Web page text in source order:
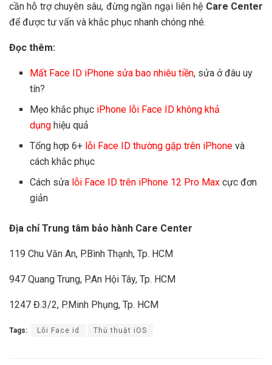
cần hỗ trợ chuyên sâu, đừng ngần ngại liên hệ Care Center
để được tư vấn và khắc phục nhanh chóng nhé.
Đọc thêm:
Mất Face ID iPhone sửa bao nhiêu tiền, sửa ở đâu uy
tín?
Mẹo khắc phục iPhone lỗi Face ID không khả
dụng hiệu quả
Tổng hợp 6+ lỗi Face ID thường gặp trên iPhone và
cách khắc phục
Cách sửa lỗi Face ID trên iPhone 12 Pro Max cực đơn
giản
Địa chỉ Trung tâm bảo hành Care Center
119 Chu Văn An, P.Bình Thạnh, Tp. HCM
947 Quang Trung, P.An Hội Tây, Tp. HCM
1247 Đ.3/2, P.Minh Phụng, Tp. HCM
Tags: Lỗi Face id Thủ thuật iOS